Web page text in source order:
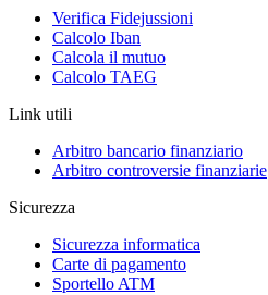
Verifica Fidejussioni
Calcolo Iban
Calcola il mutuo
Calcolo TAEG
Link utili
Arbitro bancario finanziario
Arbitro controversie finanziarie
Sicurezza
Sicurezza informatica
Carte di pagamento
Sportello ATM